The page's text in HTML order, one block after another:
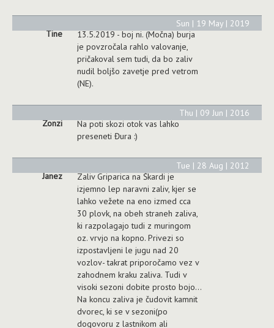
Tine
13.5.2019 - boj ni. (Močna) burja
je povzročala rahlo valovanje,
pričakoval sem tudi, da bo zaliv
nudil boljšo zavetje pred vetrom
(NE).
Sun | 19 May | 2019
Zonzi
Na poti skozi otok vas lahko
preseneti Đura :)
Thu | 09 Jun | 2016
Janez
Zaliv Griparica na Škardi je
izjemno lep naravni zaliv, kjer se
lahko vežete na eno izmed cca
30 plovk, na obeh straneh zaliva,
ki razpolagajo tudi z muringom
oz. vrvjo na kopno. Privezi so
izpostavljeni le jugu nad 20
vozlov- takrat priporočamo vez v
zahodnem kraku zaliva. Tudi v
visoki sezoni dobite prosto bojo...
Na koncu zaliva je čudovit kamnit
dvorec, ki se v sezoni(po
dogovoru z lastnikom ali
Tue | 28 Aug | 2012